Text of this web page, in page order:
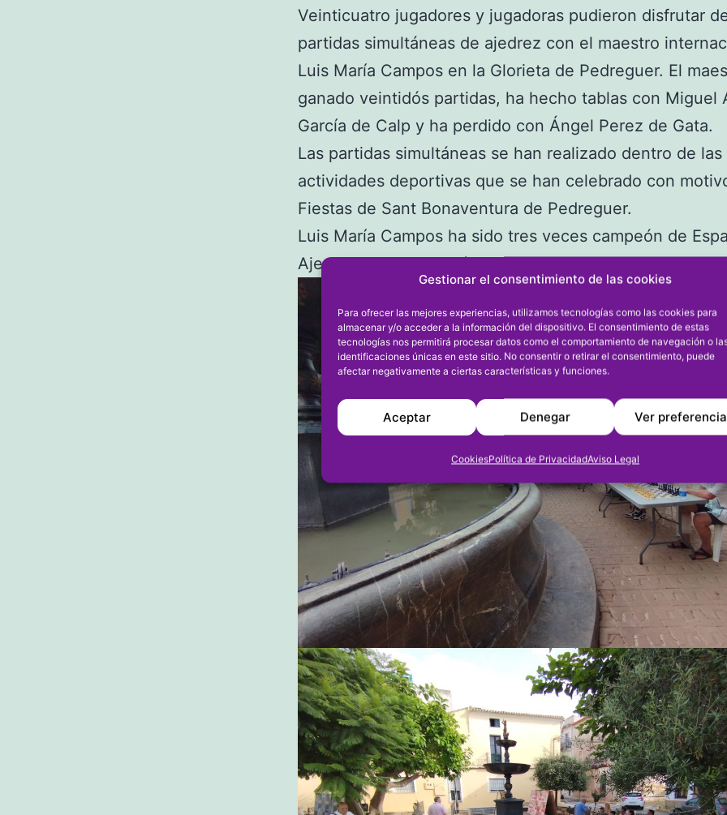
Gestionar el consentimiento de las cookies
Para ofrecer las mejores experiencias, utilizamos tecnologías como las cookies para
almacenar y/o acceder a la información del dispositivo. El consentimiento de estas
tecnologías nos permitirá procesar datos como el comportamiento de navegación o
identificaciones únicas en este sitio. No consentir o retirar el consentimiento, puede
afectar negativamente a ciertas características y funciones.
Aceptar Denegar Ver
CookiesPolítica de PrivacidadAviso Legal
Veinticuatro jugadores y jugadoras pudieron disfrutar
partidas simultáneas de ajedrez con el maestro
Luis María Campos en la Glorieta de Pedreguer. El
ganado veintidós partidas, ha hecho tablas con Miguel
García de Calp y ha perdido con Ángel Perez de Gata.
Las partidas simultáneas se han realizado dentro de las
actividades deportivas que se han celebrado con
Fiestas de Sant Bonaventura de Pedreguer.
Luis María Campos ha sido tres veces campeón de
Ajedrez en la categoría Veteranos +50.